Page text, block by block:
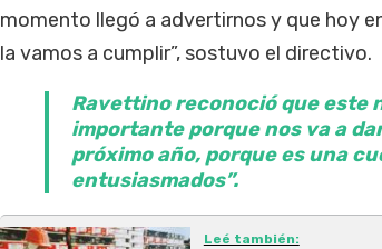
momento llegó a advertirnos y que hoy
la vamos a cumplir”, sostuvo el directivo.
Ravettino reconoció que este
importante porque nos va a
próximo año, porque es una
entusiasmados”.
Leé también: